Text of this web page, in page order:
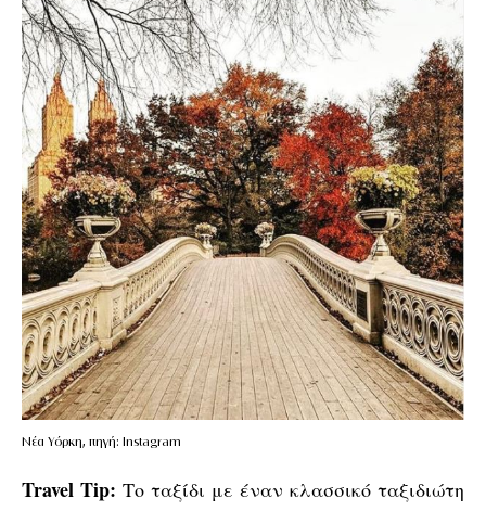
Νέα Υόρκη, πηγή: Instagram
Travel Tip: Το ταξίδι με έναν κλασσικό ταξιδιώτη